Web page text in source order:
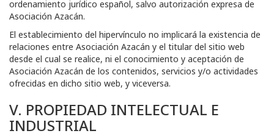
ordenamiento jurídico español, salvo autorización expresa de
Asociación Azacán.
El establecimiento del hipervínculo no implicará la existencia de
relaciones entre Asociación Azacán y el titular del sitio web
desde el cual se realice, ni el conocimiento y aceptación de
Asociación Azacán de los contenidos, servicios y/o actividades
ofrecidas en dicho sitio web, y viceversa.
V. PROPIEDAD INTELECTUAL E
INDUSTRIAL